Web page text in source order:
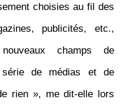
choisies au fil des
publicités, etc.,
champs de
de médias et de
rien », me dit-elle lors